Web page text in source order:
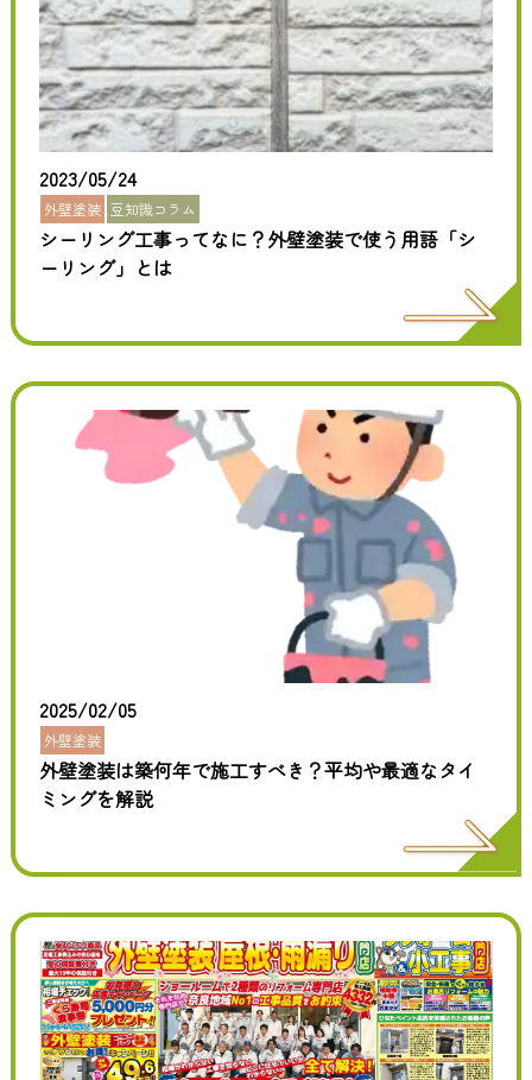
2023/05/24
外壁塗装 豆知識コラム
シーリング工事ってなに？外壁塗装で使う用語「シ
ーリング」とは
2025/02/05
外壁塗装
外壁塗装は築何年で施工すべき？平均や最適なタイ
ミングを解説